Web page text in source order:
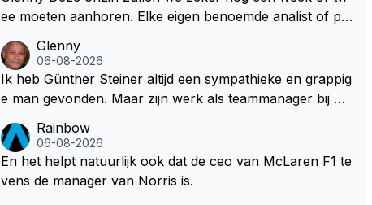
allemaal nog steeds flink wat ontwikkelingshulpgeld beur
ee moeten aanhoren. Elke eigen benoemde analist of pr
e van het liedje zitten ze er allemaal naast Dus glenny st
erkte met deze bullshit lezen
Glenny
06-08-2026
Ik heb Günther Steiner altijd een sympathieke en grappig
e man gevonden. Maar zijn werk als teammanager bij he
k gemaakt. Voor mij persoonlijk lijkt hij dezelfde weg te b
ewandelen als analist. En dat is niet vanwege zijn persoo
nlijke Top-3. Hij blijft sympathiek, maar zijn werk als spec
Rainbow
06-08-2026
En het helpt natuurlijk ook dat de ceo van McLaren F1 te
vens de manager van Norris is.